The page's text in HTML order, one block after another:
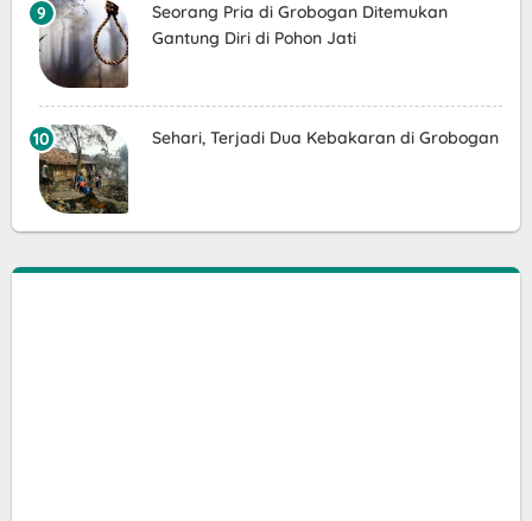
Seorang Pria di Grobogan Ditemukan
Gantung Diri di Pohon Jati
Sehari, Terjadi Dua Kebakaran di Grobogan